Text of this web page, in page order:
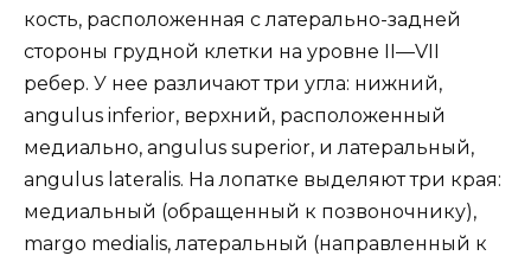
кость, расположенная с латерально-задней
стороны грудной клетки на уровне II—VII
ребер. У нее различают три угла: нижний,
angulus inferior, верхний, расположенный
медиально, angulus superior, и латеральный,
angulus lateralis. На лопатке выделяют три края:
медиальный (обращенный к позвоночнику),
margo medialis, латеральный (направленный к